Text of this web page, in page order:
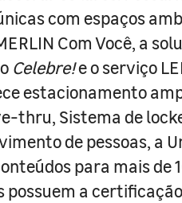
com espaços
Com Você, a
Celebre!e o serviço
estacionamento
thru, Sistema de
de pessoas, a
para mais de
possuem a certificação